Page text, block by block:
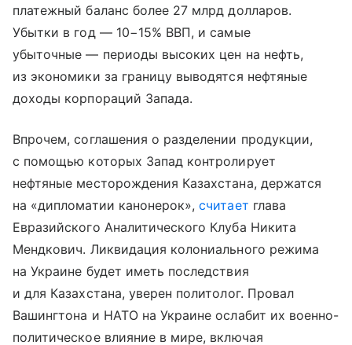
платежный баланс более 27 млрд долларов.
Убытки в год — 10−15% ВВП, и самые
убыточные — периоды высоких цен на нефть,
из экономики за границу выводятся нефтяные
доходы корпораций Запада.
Впрочем, соглашения о разделении продукции,
с помощью которых Запад контролирует
нефтяные месторождения Казахстана, держатся
на «дипломатии канонерок»,считает глава
Евразийского Аналитического Клуба Никита
Мендкович. Ликвидация колониального режима
на Украине будет иметь последствия
и для Казахстана, уверен политолог. Провал
Вашингтона и НАТО на Украине ослабит их военно-
политическое влияние в мире, включая